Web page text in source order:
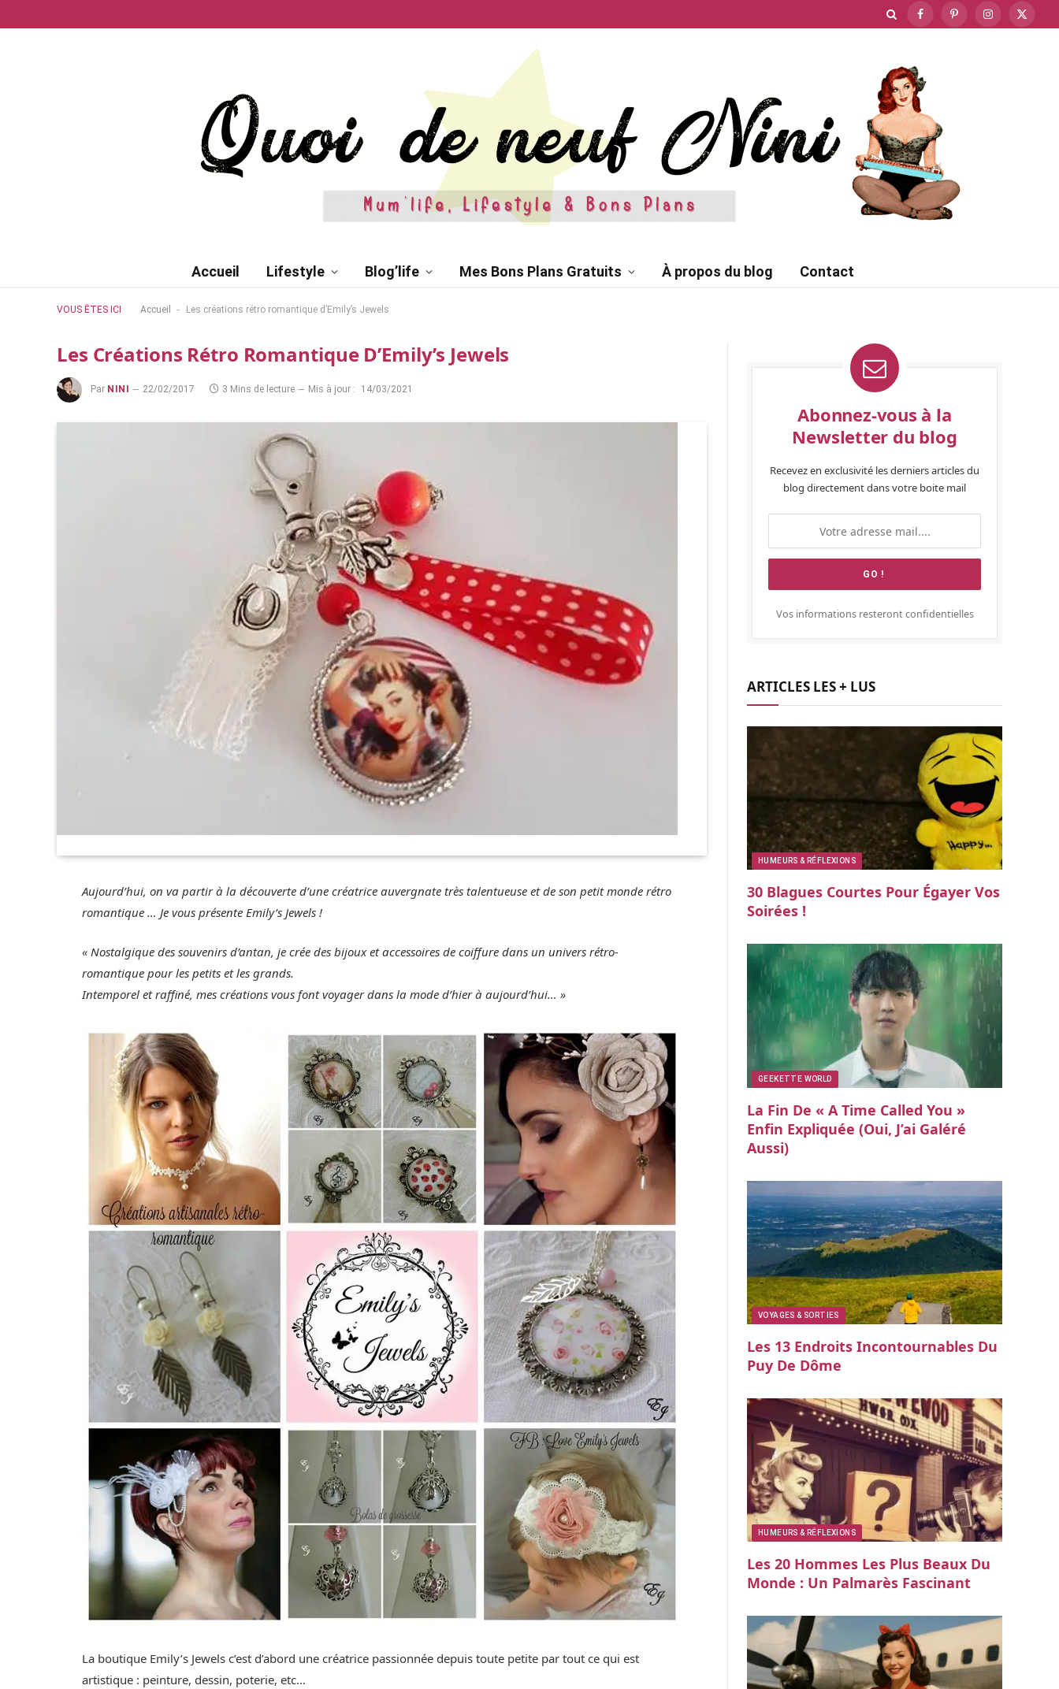
FacebookPinterestInstagram
X
Accueil Lifestyle Blog’life Mes Bons Plans Gratuits À propos du blog Contact
VOUS ÊTES ICI Accueil - Les créations rétro romantique d’Emily’s Jewels
Les Créations Rétro Romantique D’Emily’s Jewels
Par NINI 22/02/2017 3 Mins de lecture Mis à jour : 14/03/2021
Aujourd’hui, on va partir à la découverte d’une créatrice auvergnate très talentueuse et de son petit monde rétro
romantique … Je vous présente Emily’s Jewels !
« Nostalgique des souvenirs d’antan, je crée des bijoux et accessoires de coiffure dans un univers rétro-
romantique pour les petits et les grands.
Intemporel et raffiné, mes créations vous font voyager dans la mode d’hier à aujourd’hui… »
La boutique Emily’s Jewels c’est d’abord une créatrice passionnée depuis toute petite par tout ce qui est
artistique : peinture, dessin, poterie, etc…
Abonnez-vous à la
Newsletter du blog
Recevez en exclusivité les derniers articles du
blog directement dans votre boite mail
Vos informations resteront confidentielles
ARTICLES LES + LUS
HUMEURS & RÉFLEXIONS
30 Blagues Courtes Pour Égayer Vos
Soirées !
GEEKETTE WORLD
La Fin De « A Time Called You »
Enfin Expliquée (oui, J’ai Galéré
Aussi)
VOYAGES & SORTIES
Les 13 Endroits Incontournables Du
Puy De Dôme
HUMEURS & RÉFLEXIONS
Les 20 Hommes Les Plus Beaux Du
Monde : Un Palmarès Fascinant